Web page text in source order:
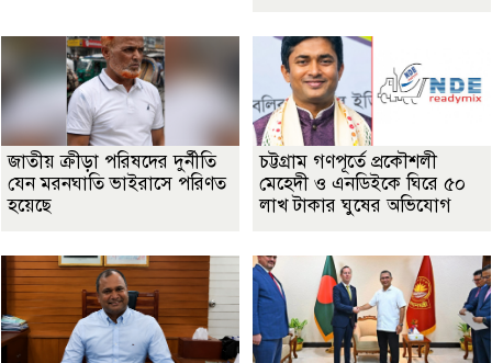
জাতীয় ক্রীড়া পরিষদের দুর্নীতি
যেন মরনঘাতি ভাইরাসে পরিণত
হয়েছে
চট্টগ্রাম গণপূর্তে প্রকৌশলী
মেহেদী ও এনডিইকে ঘিরে ৫০
লাখ টাকার ঘুষের অভিযোগ